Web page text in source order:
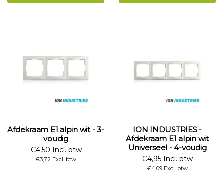
Afdekraam E1 alpin wit - 3-
voudig
€4,50 Incl. btw
€3,72 Excl. btw
ION INDUSTRIES -
Afdekraam E1 alpin wit
Universeel - 4-voudig
€4,95 Incl. btw
€4,09 Excl. btw